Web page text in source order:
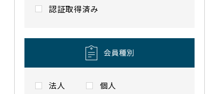
認証取得済み
法人
個人